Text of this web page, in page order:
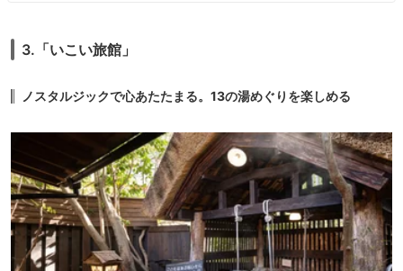
3.「いこい旅館」
ノスタルジックで心あたたまる。13の湯めぐりを楽しめる